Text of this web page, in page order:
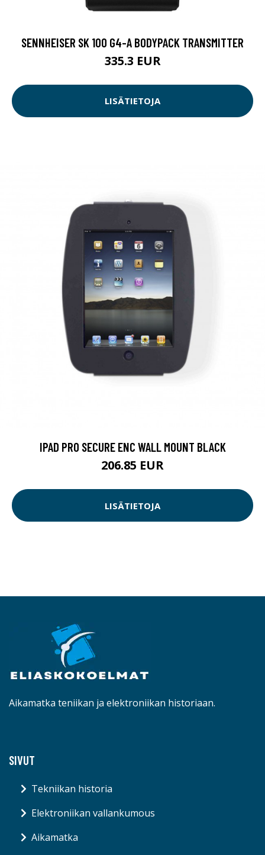
SENNHEISER SK 100 G4-A BODYPACK TRANSMITTER
335.3 EUR
LISÄTIETOJA
IPAD PRO SECURE ENC WALL MOUNT BLACK
206.85 EUR
LISÄTIETOJA
Aikamatka teniikan ja elektroniikan historiaan.
SIVUT
Tekniikan historia
Elektroniikan vallankumous
Aikamatka